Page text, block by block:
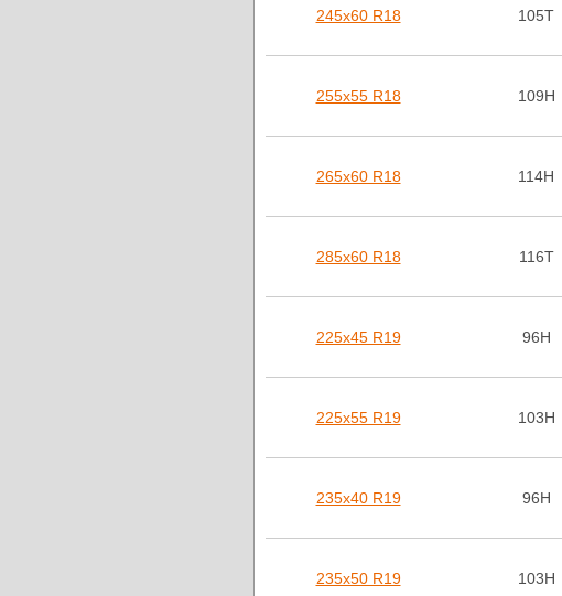
245х60 R18 105T
255х55 R18 109H
265х60 R18 114H
285х60 R18 116T
225х45 R19 96H
225х55 R19 103H
235х40 R19 96H
235х50 R19 103H